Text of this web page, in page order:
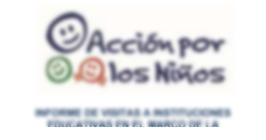
Campaña Por El Buen Inicio Del Año
Escolar 2012